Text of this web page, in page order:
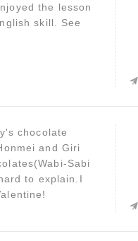
the lesson
skill. See
chocolate
and Giri
Sabi
to explain.I